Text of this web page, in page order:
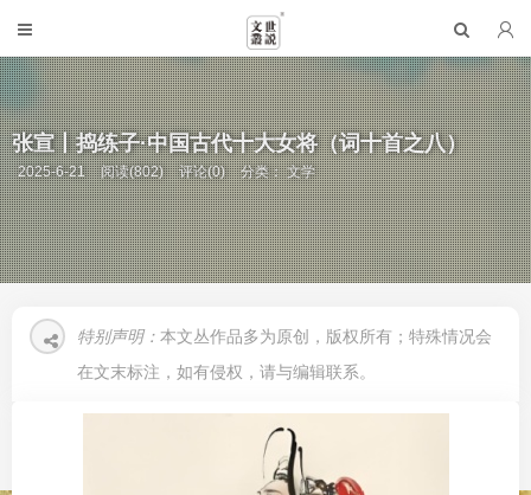
张宣丨捣练子·中国古代十大女将（词十首之八）
2025-6-21 阅读(802) 评论(0) 分类：文学
特别声明： 本文丛作品多为原创，版权所有；特殊情况会
在文末标注，如有侵权，请与编辑联系。